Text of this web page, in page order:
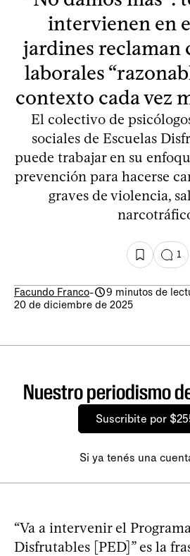
intervienen en
jardines reclaman
laborales
contexto cada vez
El colectivo de
sociales de Escuelas
puede trabajar en su
prevención para hacerse
graves de violencia,
1
Facundo Franco-
9 minutos de
20 de diciembre de 2025
Nuestro periodismo
Suscribite por
Si ya tenés una
“Va a intervenir el
Disfrutables [PED]” es la